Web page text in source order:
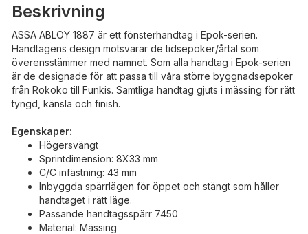
Beskrivning
ASSA ABLOY 1887 är ett fönsterhandtag i Epok-serien.
Handtagens design motsvarar de tidsepoker/årtal som
överensstämmer med namnet. Som alla handtag i Epok-serien
är de designade för att passa till våra större byggnadsepoker
från Rokoko till Funkis. Samtliga handtag gjuts i mässing för rätt
tyngd, känsla och finish.
Egenskaper:
Högersvängt
Sprintdimension: 8X33 mm
C/C infästning: 43 mm
Inbyggda spärrlägen för öppet och stängt som håller
handtaget i rätt läge.
Passande handtagsspärr 7450
Material: Mässing